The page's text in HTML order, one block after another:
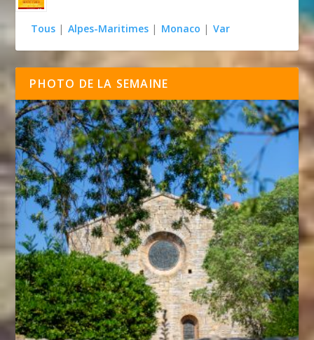
Tous | Alpes-Maritimes | Monaco | Var
PHOTO DE LA SEMAINE